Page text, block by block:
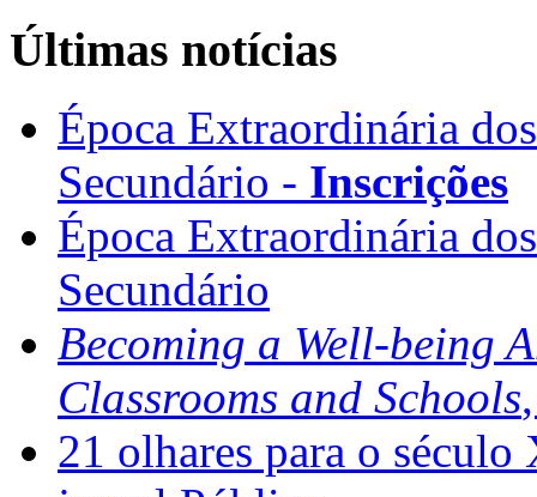
Últimas notícias
Época Extraordinária
Secundário - Inscrições
Época Extraordinária
Secundário
Becoming a Well-being
Classrooms and Schools
21 olhares para o